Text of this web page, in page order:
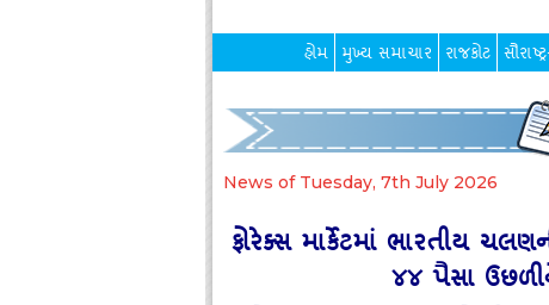
હોમ મુખ્ય સમાચાર રાજકોટ
News of Tuesday, 7th July 2026
ફોરેક્સ માર્કેટમાં ભારતીય
૪૪ પૈસા